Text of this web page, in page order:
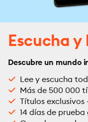
Escucha y
Descubre un mundo
Lee y escucha
Más de 500 000
Títulos
14 días de